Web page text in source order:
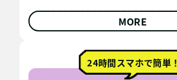
MORE
24時間スマホで簡単！